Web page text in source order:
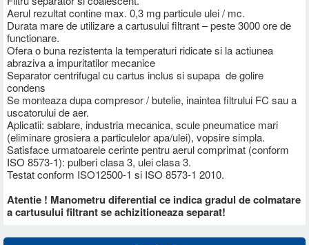
Aerul rezultat contine max. 0,3 mg particule ulei / mc.
Durata mare de utilizare a cartusului filtrant – peste 3000 ore de
functionare.
Ofera o buna rezistenta la temperaturi ridicate si la actiunea
abraziva a impuritatilor mecanice
Separator centrifugal cu cartus inclus si supapa de golire
condens
Se monteaza dupa compresor / butelie, inaintea filtrului FC sau a
uscatorului de aer.
Aplicatii: sablare, industria mecanica, scule pneumatice mari
(eliminare grosiera a particulelor apa/ulei), vopsire simpla.
Satisface urmatoarele cerinte pentru aerul comprimat (conform
ISO 8573-1): pulberi clasa 3, ulei clasa 3.
Testat conform ISO12500-1 si ISO 8573-1 2010.
Atentie ! Manometru diferential ce indica gradul de colmatare
a cartusului filtrant se achizitioneaza separat!